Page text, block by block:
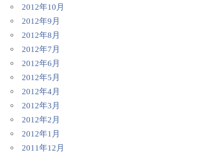
2012年10月
2012年9月
2012年8月
2012年7月
2012年6月
2012年5月
2012年4月
2012年3月
2012年2月
2012年1月
2011年12月